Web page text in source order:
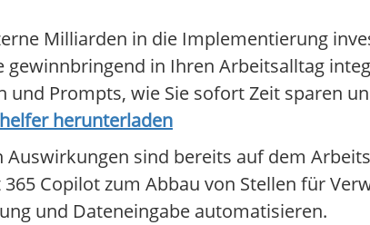
Milliarden in die Implementierung
gewinnbringend in Ihren Arbeitsalltag
und Prompts, wie Sie sofort Zeit sparen
herunterladen
sind bereits auf dem
Copilot zum Abbau von Stellen für
und Dateneingabe automatisieren.